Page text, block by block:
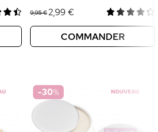
9,95 €2,99 €
COMMANDER
-30%